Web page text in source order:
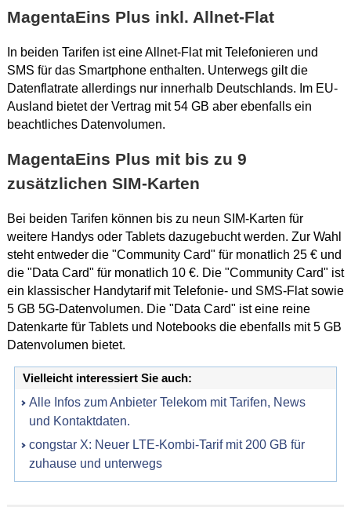
MagentaEins Plus inkl. Allnet-Flat
In beiden Tarifen ist eine Allnet-Flat mit Telefonieren und
SMS für das Smartphone enthalten. Unterwegs gilt die
Datenflatrate allerdings nur innerhalb Deutschlands. Im EU-
Ausland bietet der Vertrag mit 54 GB aber ebenfalls ein
beachtliches Datenvolumen.
MagentaEins Plus mit bis zu 9
zusätzlichen SIM-Karten
Bei beiden Tarifen können bis zu neun SIM-Karten für
weitere Handys oder Tablets dazugebucht werden. Zur Wahl
steht entweder die "Community Card" für monatlich 25 € und
die "Data Card" für monatlich 10 €. Die "Community Card" ist
ein klassischer Handytarif mit Telefonie- und SMS-Flat sowie
5 GB 5G-Datenvolumen. Die "Data Card" ist eine reine
Datenkarte für Tablets und Notebooks die ebenfalls mit 5 GB
Datenvolumen bietet.
Vielleicht interessiert Sie auch:
Alle Infos zum Anbieter Telekom mit Tarifen, News
und Kontaktdaten.
congstar X: Neuer LTE-Kombi-Tarif mit 200 GB für
zuhause und unterwegs